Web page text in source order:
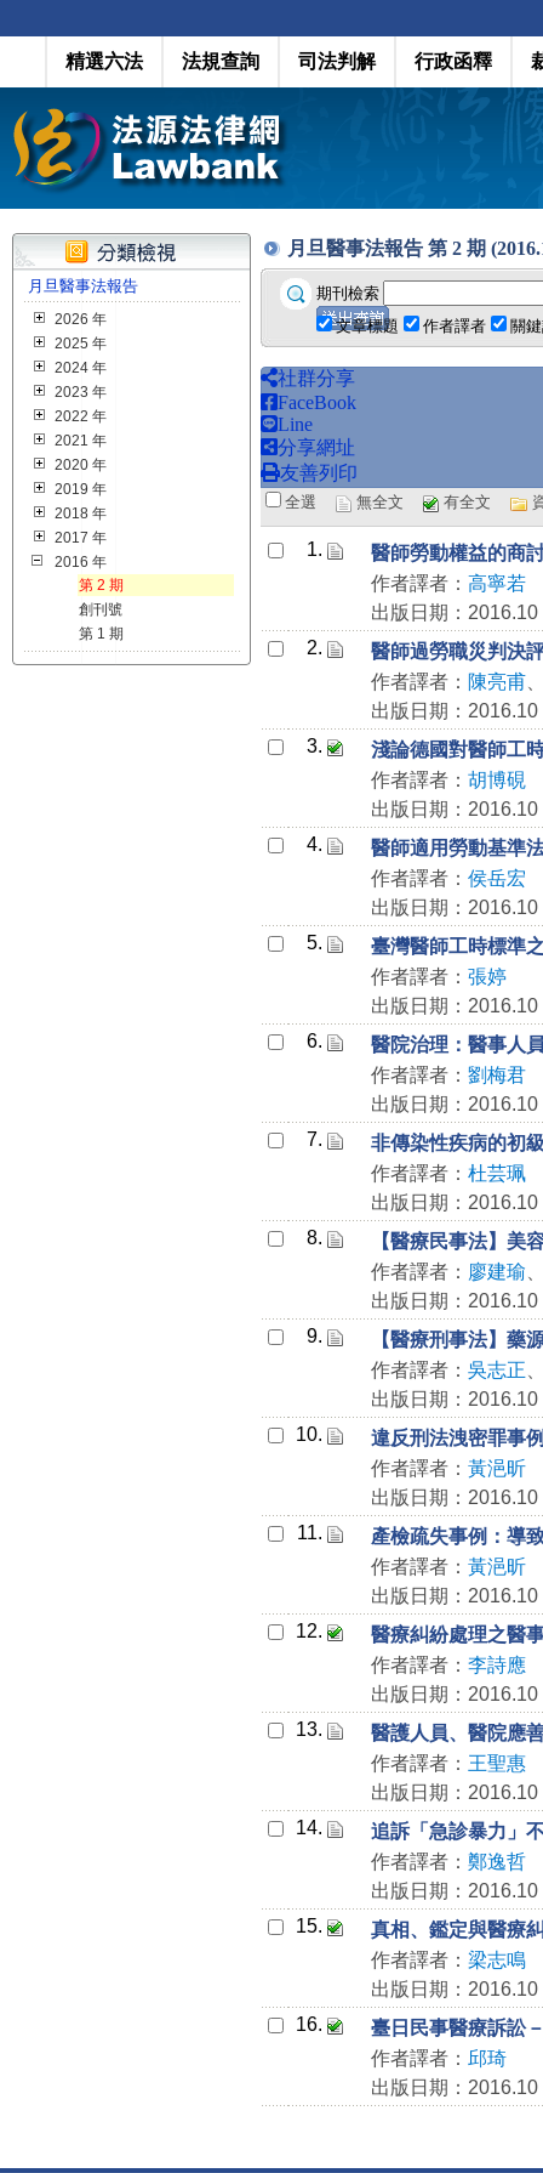
精選六法 法規查詢 司法判解 行政函釋
月旦醫事法報告
2026 年
2025 年
2024 年
2023 年
2022 年
2021 年
2020 年
2019 年
2018 年
2017 年
2016 年
第 2 期
創刊號
第 1 期
月旦醫事法報告 第 2 期
期刊檢索
文章標題
作者譯者 關
社群分享
FaceBook
Line
分享網址
友善列印
全選 無全文 有全文
1.
醫師勞動權益的商
作者譯者： 高寧若
出版日期：2016.10
2.
醫師過勞職災判決
作者譯者： 陳亮甫
出版日期：2016.10
3.
淺論德國對醫師工
作者譯者： 胡博硯
出版日期：2016.10
4.
醫師適用勞動基準
作者譯者： 侯岳宏
出版日期：2016.10
5.
臺灣醫師工時標準
作者譯者： 張婷
出版日期：2016.10
6.
醫院治理：醫事人
作者譯者： 劉梅君
出版日期：2016.10
7.
非傳染性疾病的初
作者譯者： 杜芸珮
出版日期：2016.10
8.
【醫療民事法】美
作者譯者： 廖建瑜
出版日期：2016.10
9.
【醫療刑事法】藥
作者譯者： 吳志正
出版日期：2016.10
10.
違反刑法洩密罪事
作者譯者： 黃浥昕
出版日期：2016.10
11.
產檢疏失事例：導
作者譯者： 黃浥昕
出版日期：2016.10
12.
醫療糾紛處理之醫
作者譯者： 李詩應
出版日期：2016.10
13.
醫護人員、醫院應
作者譯者： 王聖惠
出版日期：2016.10
14.
追訴「急診暴力」
作者譯者： 鄭逸哲
出版日期：2016.10
15.
真相、鑑定與醫療
作者譯者： 梁志鳴
出版日期：2016.10
16.
臺日民事醫療訴訟
作者譯者： 邱琦
出版日期：2016.10